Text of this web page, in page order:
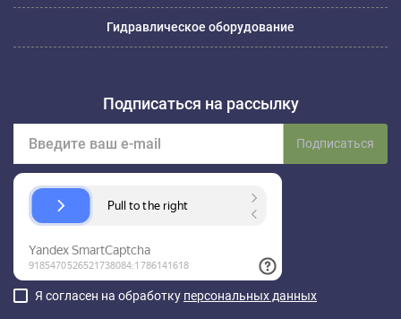
Гидравлическое оборудование
Подписаться на рассылку
Подписаться
Я согласен на обработку персональных данных